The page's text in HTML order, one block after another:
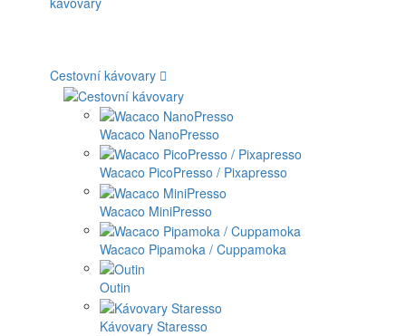
Cestovní kávovary
Wacaco NanoPresso
Wacaco PicoPresso / Pixapresso
Wacaco MiniPresso
Wacaco Pipamoka / Cuppamoka
Outin
Kávovary Staresso